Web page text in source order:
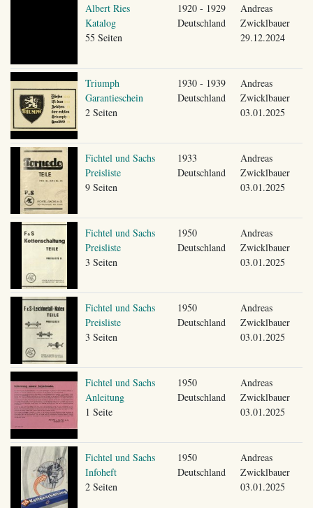
Albert Ries
Katalog
55 Seiten
1920 - 1929
Deutschland
Andreas
Zwicklbauer
29.12.2024
Triumph
Garantieschein
2 Seiten
1930 - 1939
Deutschland
Andreas
Zwicklbauer
03.01.2025
Fichtel und Sachs
Preisliste
9 Seiten
1933
Deutschland
Andreas
Zwicklbauer
03.01.2025
Fichtel und Sachs
Preisliste
3 Seiten
1950
Deutschland
Andreas
Zwicklbauer
03.01.2025
Fichtel und Sachs
Preisliste
3 Seiten
1950
Deutschland
Andreas
Zwicklbauer
03.01.2025
Fichtel und Sachs
Anleitung
1 Seite
1950
Deutschland
Andreas
Zwicklbauer
03.01.2025
Fichtel und Sachs
Infoheft
2 Seiten
1950
Deutschland
Andreas
Zwicklbauer
03.01.2025